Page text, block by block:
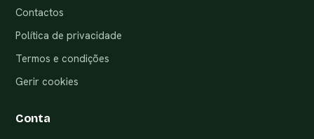
Contactos
Política de privacidade
Termos e condições
Gerir cookies
Conta